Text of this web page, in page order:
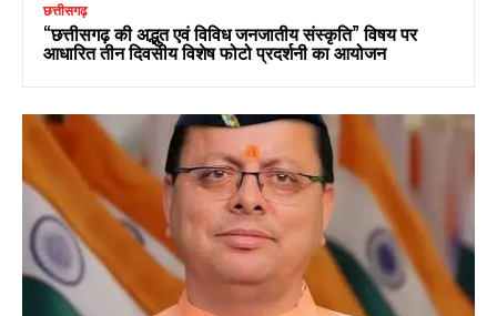
छत्तीसगढ़
“छत्तीसगढ़ की अद्भुत एवं विविध जनजातीय संस्कृति” विषय पर
आधारित तीन दिवसीय विशेष फोटो प्रदर्शनी का आयोजन